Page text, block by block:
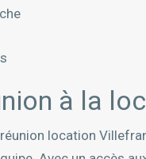
à la
location